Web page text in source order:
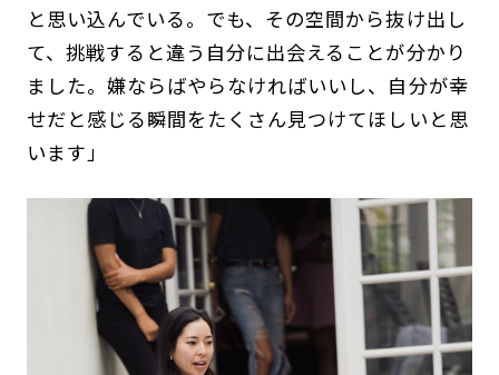
と思い込んでいる。でも、その空間から抜け出し
て、挑戦すると違う自分に出会えることが分かり
ました。嫌ならばやらなければいいし、自分が幸
せだと感じる瞬間をたくさん見つけてほしいと思
います」